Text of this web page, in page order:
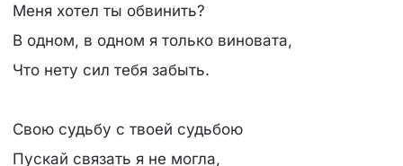
Меня хотел ты обвинить?
В одном, в одном я только виновата,
Что нету сил тебя забыть.
Свою судьбу с твоей судьбою
Пускай связать я не могла,